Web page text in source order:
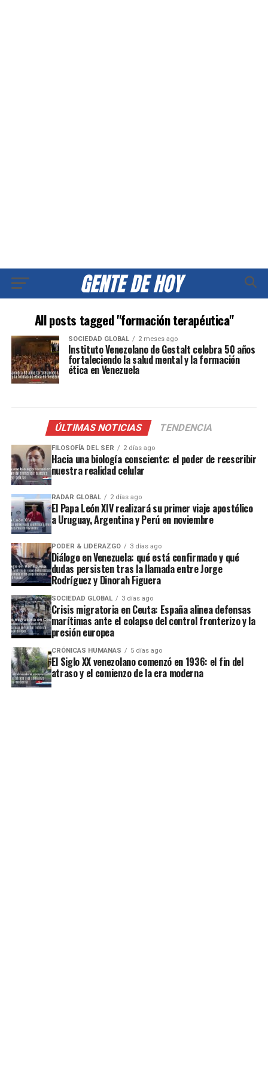
All posts tagged "formación terapéutica"
SOCIEDAD GLOBAL 2 meses ago
Instituto Venezolano de Gestalt celebra 50 años
fortaleciendo la salud mental y la formación
ética en Venezuela
ÚLTIMAS NOTICIAS TENDENCIA
FILOSOFÍA DEL SER 2 días ago
Hacia una biología consciente: el poder de reescribir
nuestra realidad celular
RADAR GLOBAL 2 días ago
El Papa León XIV realizará su primer viaje apostólico
a Uruguay, Argentina y Perú en noviembre
PODER & LIDERAZGO 3 días ago
Diálogo en Venezuela: qué está confirmado y qué
dudas persisten tras la llamada entre Jorge
Rodríguez y Dinorah Figuera
SOCIEDAD GLOBAL 3 días ago
Crisis migratoria en Ceuta: España alinea defensas
marítimas ante el colapso del control fronterizo y la
presión europea
CRÓNICAS HUMANAS 5 días ago
El Siglo XX venezolano comenzó en 1936: el fin del
atraso y el comienzo de la era moderna